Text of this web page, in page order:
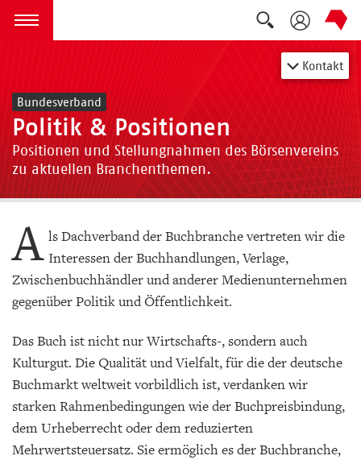
zum Inhalt springen
Menü öffnen
Suche
Kontakt
Bundesverband
Politik & Positionen
Positionen und Stellungnahmen des Börsenvereins
zu aktuellen Branchenthemen.
A ls Dachverband der Buchbranche vertreten wir die
Interessen der Buchhandlungen, Verlage,
Zwischenbuchhändler und anderer Medienunternehmen
gegenüber Politik und Öffentlichkeit.
Das Buch ist nicht nur Wirtschafts-, sondern auch
Kulturgut. Die Qualität und Vielfalt, für die der deutsche
Buchmarkt weltweit vorbildlich ist, verdanken wir
starken Rahmenbedingungen wie der Buchpreisbindung,
dem Urheberrecht oder dem reduzierten
Mehrwertsteuersatz. Sie ermöglich es der Buchbranche,